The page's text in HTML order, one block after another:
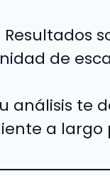
Resultados
de
análisis te
a largo